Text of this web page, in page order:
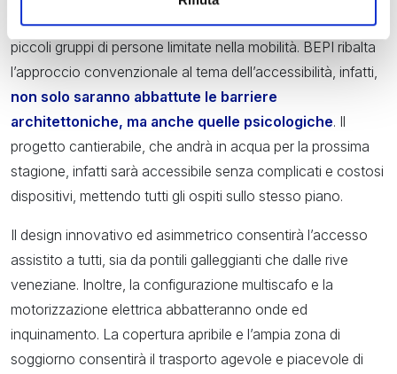
un’esperienza di navigazione in laguna, rivolta anche a
piccoli gruppi di persone limitate nella mobilità. BEPI ribalta
l’approccio convenzionale al tema dell’accessibilità, infatti,
non solo saranno abbattute le barriere
architettoniche, ma anche quelle psicologiche. Il
progetto cantierabile, che andrà in acqua per la prossima
stagione, infatti sarà accessibile senza complicati e costosi
dispositivi, mettendo tutti gli ospiti sullo stesso piano.
Il design innovativo ed asimmetrico consentirà l’accesso
assistito a tutti, sia da pontili galleggianti che dalle rive
veneziane. Inoltre, la configurazione multiscafo e la
motorizzazione elettrica abbatteranno onde ed
inquinamento. La copertura apribile e l’ampia zona di
soggiorno consentirà il trasporto agevole e piacevole di